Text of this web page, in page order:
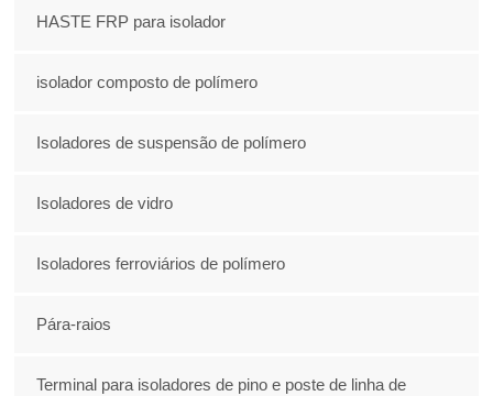
HASTE FRP para isolador
isolador composto de polímero
Isoladores de suspensão de polímero
Isoladores de vidro
Isoladores ferroviários de polímero
Pára-raios
Terminal para isoladores de pino e poste de linha de